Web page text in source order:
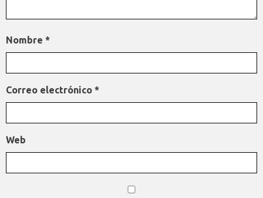
Nombre *
Correo electrónico *
Web